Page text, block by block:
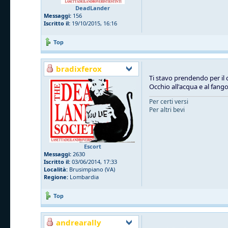
DeadLander
Messaggi: 156
Iscritto il: 19/10/2015, 16:16
Top
bradixferox
Escort
Messaggi: 2630
Iscritto il: 03/06/2014, 17:33
Località: Brusimpiano (VA)
Regione: Lombardia
Ti stavo prendendo per il
Occhio all'acqua e al fango
Per certi versi
Per altri bevi
Top
andrearally